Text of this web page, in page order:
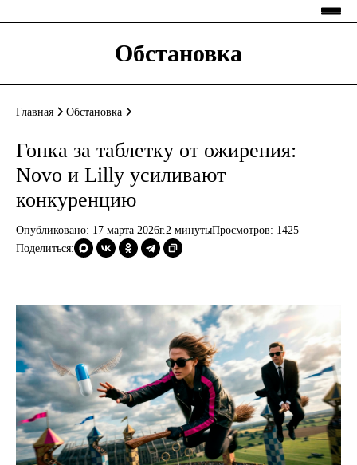
Обстановка
Главная Обстановка
Гонка за таблетку от ожирения:
Novo и Lilly усиливают
конкуренцию
Опубликовано: 17 марта 2026г.2 минутыПросмотров: 1425
Поделиться: